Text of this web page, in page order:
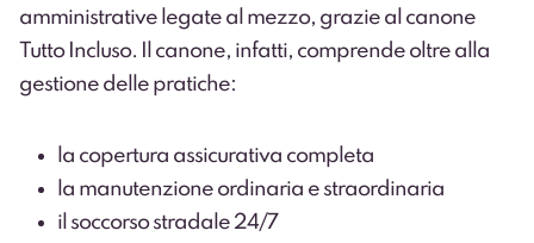
amministrative legate al mezzo, grazie al canone
Tutto Incluso. Il canone, infatti, comprende oltre alla
gestione delle pratiche:
la copertura assicurativa completa
la manutenzione ordinaria e straordinaria
il soccorso stradale 24/7